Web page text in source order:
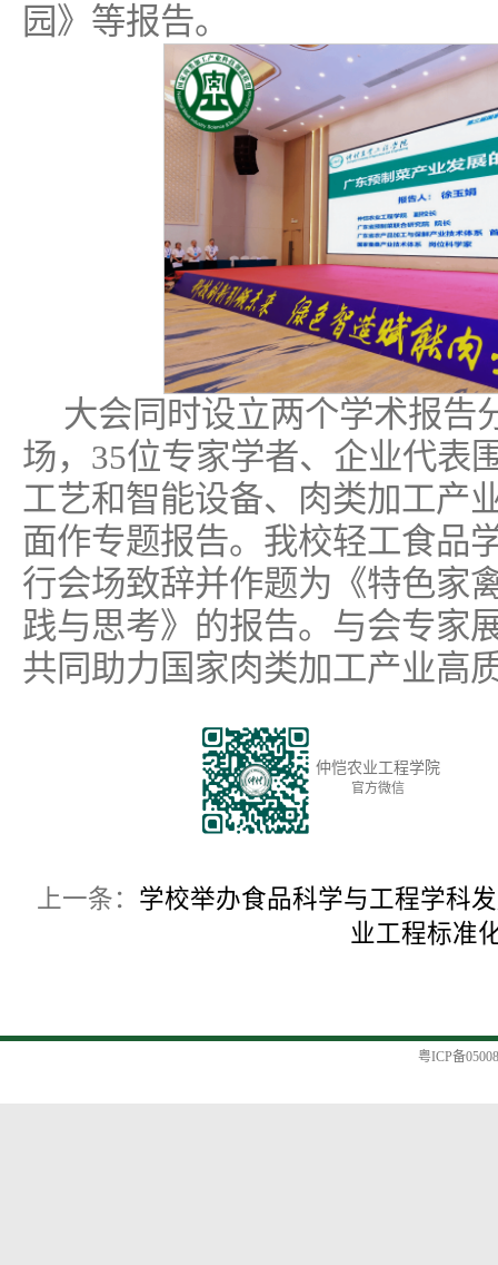
园》等报告。
大会同时设立两个学术报告
场，35位专家学者、企业代表
工艺和智能设备、肉类加工产
面作专题报告。我校轻工食品
行会场致辞并作题为《特色家
践与思考》的报告。与会专家
共同助力国家肉类加工产业高
仲恺农业工程学院
官方微信
上一条： 学校举办食品科学与工程学科
业工程标准
粤ICP备